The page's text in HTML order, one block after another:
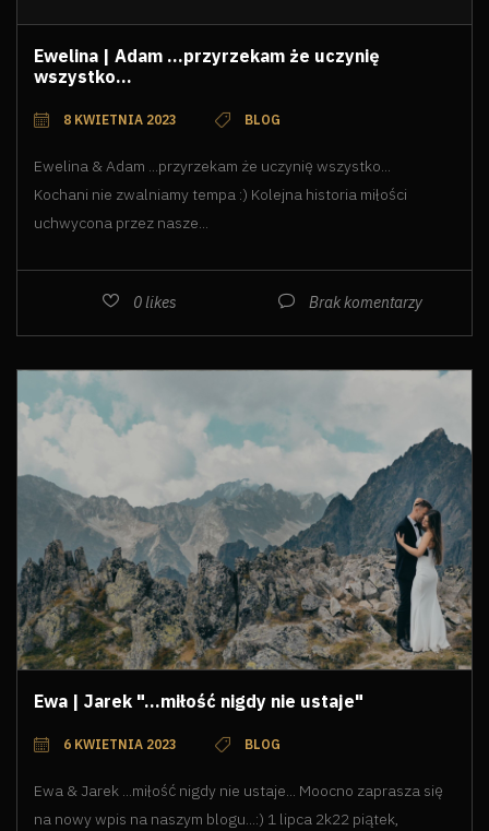
Ewelina | Adam ...przyrzekam że uczynię
wszystko...
8 KWIETNIA 2023 BLOG
Ewelina & Adam ...przyrzekam że uczynię wszystko...
Kochani nie zwalniamy tempa :) Kolejna historia miłości
uchwycona przez nasze...
0likes Brak komentarzy
Ewa | Jarek "...miłość nigdy nie ustaje"
6 KWIETNIA 2023 BLOG
Ewa & Jarek ...miłość nigdy nie ustaje... Moocno zaprasza się
na nowy wpis na naszym blogu...:) 1 lipca 2k22 piątek,